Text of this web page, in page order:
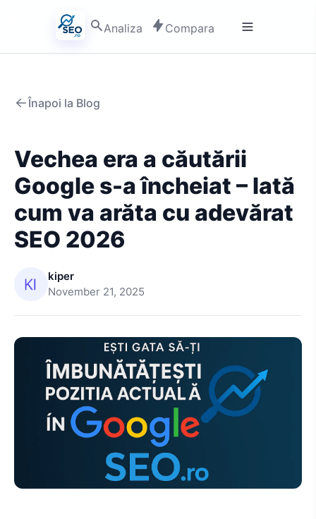
Analiza Compara
Înapoi la Blog
Vechea era a căutării
Google s-a încheiat – Iată
cum va arăta cu adevărat
SEO 2026
kiper
November 21, 2025